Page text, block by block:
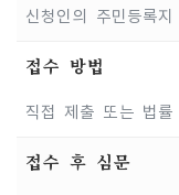
신청인의 주민등록
접수 방법
직접 제출 또는 법
접수 후 심문